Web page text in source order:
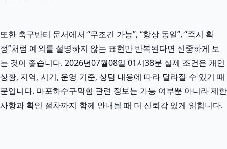
또한 축구반티 문서에서 “무조건 가능”, “항상 동일”, “즉시 확
정”처럼 예외를 설명하지 않는 표현만 반복된다면 신중하게 보
는 것이 좋습니다. 2026년07월08일 01시38분 실제 조건은 개인
상황, 지역, 시기, 운영 기준, 상담 내용에 따라 달라질 수 있기 때
문입니다. 마포하수구막힘 관련 정보는 가능 여부뿐 아니라 제한
사항과 확인 절차까지 함께 안내될 때 더 신뢰감 있게 읽힙니다.